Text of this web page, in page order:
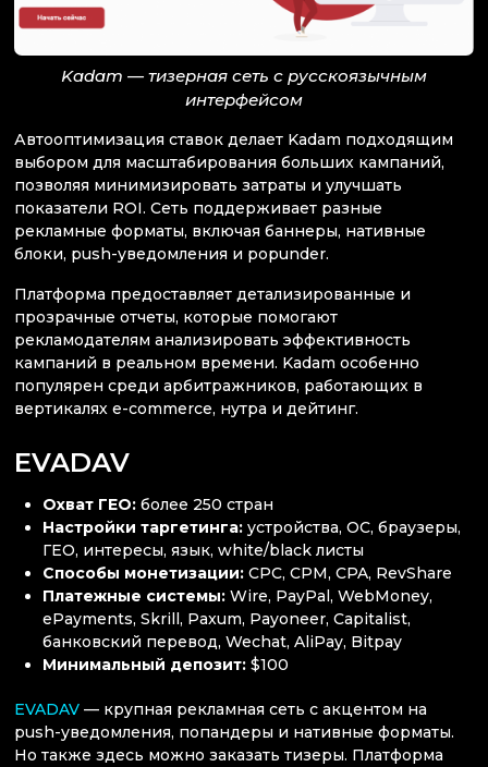
Kadam — тизерная сеть с русскоязычным
интерфейсом
Автооптимизация ставок делает Kadam подходящим
выбором для масштабирования больших кампаний,
позволяя минимизировать затраты и улучшать
показатели ROI. Сеть поддерживает разные
рекламные форматы, включая баннеры, нативные
блоки, push-уведомления и popunder.
Платформа предоставляет детализированные и
прозрачные отчеты, которые помогают
рекламодателям анализировать эффективность
кампаний в реальном времени. Kadam особенно
популярен среди арбитражников, работающих в
вертикалях e-commerce, нутра и дейтинг.
EVADAV
Охват ГЕО:более 250 стран
Настройки таргетинга:устройства, ОС, браузеры,
ГЕО, интересы, язык, white/black листы
Способы монетизации:CPC, CPM, CPA, RevShare
Платежные системы:Wire, PayPal, WebMoney,
ePayments, Skrill, Paxum, Payoneer, Capitalist,
банковский перевод, Wechat, AliPay, Bitpay
Минимальный депозит:$100
EVADAV — крупная рекламная сеть с акцентом на
push-уведомления, попандеры и нативные форматы.
Но также здесь можно заказать тизеры. Платформа